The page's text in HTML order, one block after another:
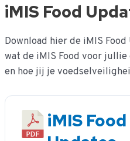
Ga
naar
inhoud
iMIS Food
Download hier de iMIS
wat de iMIS Food voor
en hoe jij je
iMIS Food